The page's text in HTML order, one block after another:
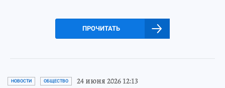
ПРОЧИТАТЬ
НОВОСТИ ОБЩЕСТВО 24 июня 2026 12:13